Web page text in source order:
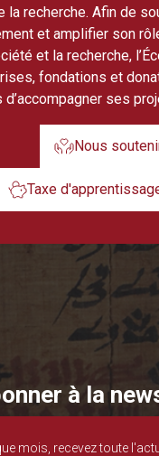
la recherche. Afin de
et amplifier son
et la recherche,
fondations et
ses
Nous
Taxe
à la
mois, recevez toute